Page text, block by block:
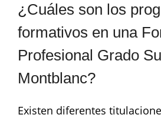
¿Cuáles son los
formativos en una
Profesional Grado
Montblanc?
Existen diferentes